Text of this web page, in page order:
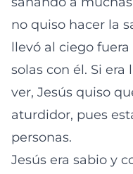
no quiso hacer la
llevó al ciego
solas con él. Si
ver, Jesús quiso
aturdidor, pues
personas.
Jesús era sabio y